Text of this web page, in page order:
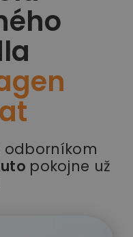
odborníkom
pokojne už